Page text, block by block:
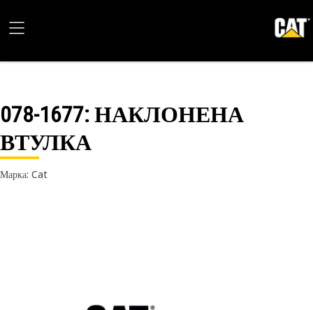
078-1677: НАКЛОНЕНА
ВТУЛКА
Марка: Cat